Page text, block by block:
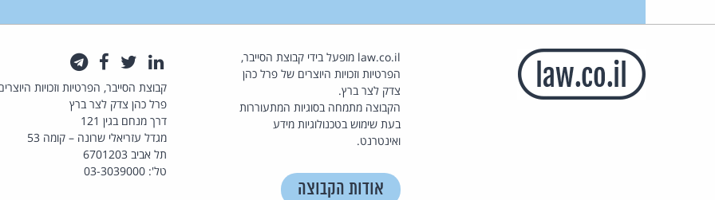
law.co.il מופעל בידי קבוצת הסייבר,
הפרטיות וזכויות היוצרים של פרל כהן
צדק לצר ברץ.
הקבוצה מתמחה בסוגיות המתעוררות
בעת שימוש בטכנולוגיות מידע
ואינטרנט.
אודות הקבוצה
לינקדאין
טוויטרפייסבוק
קבוצת הסייבר, הפרטיות וזכויות
פרל כהן צדק לצר ברץ
דרך מנחם בגין 121
מגדל עזריאלי שרונה – קומה 53
תל אביב 6701203
טל': 03-3039000